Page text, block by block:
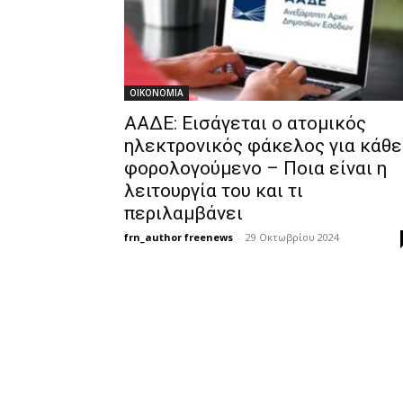
OIKONOMIA
ΑΑΔΕ: Εισάγεται ο ατομικός
ηλεκτρονικός φάκελος για κάθε
φορολογούμενο – Ποια είναι η
λειτουργία του και τι
περιλαμβάνει
frn_author freenews - 29 Οκτωβρίου 2024